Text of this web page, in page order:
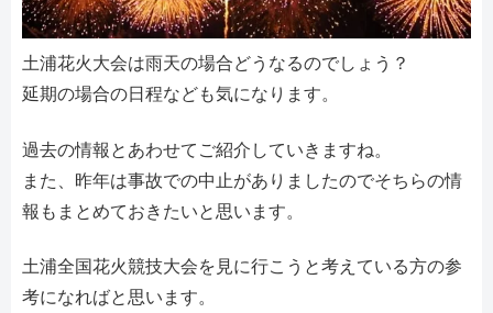
土浦花火大会は雨天の場合どうなるのでしょう？
延期の場合の日程なども気になります。
過去の情報とあわせてご紹介していきますね。
また、昨年は事故での中止がありましたのでそちらの情
報もまとめておきたいと思います。
土浦全国花火競技大会を見に行こうと考えている方の参
考になればと思います。